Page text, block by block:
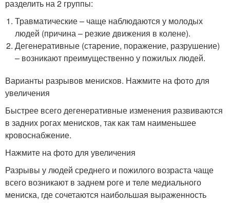
разделить на 2 группы:
Травматические – чаще наблюдаются у молодых
людей (причина – резкие движения в колене).
Дегенеративные (старение, поражение, разрушение)
– возникают преимущественно у пожилых людей.
Варианты разрывов менисков. Нажмите на фото для
увеличения
Быстрее всего дегенеративные изменения развиваются
в задних рогах менисков, так как там наименьшее
кровоснабжение.
Нажмите на фото для увеличения
Разрывы у людей среднего и пожилого возраста чаще
всего возникают в заднем роге и теле медиального
мениска, где сочетаются наибольшая выраженность